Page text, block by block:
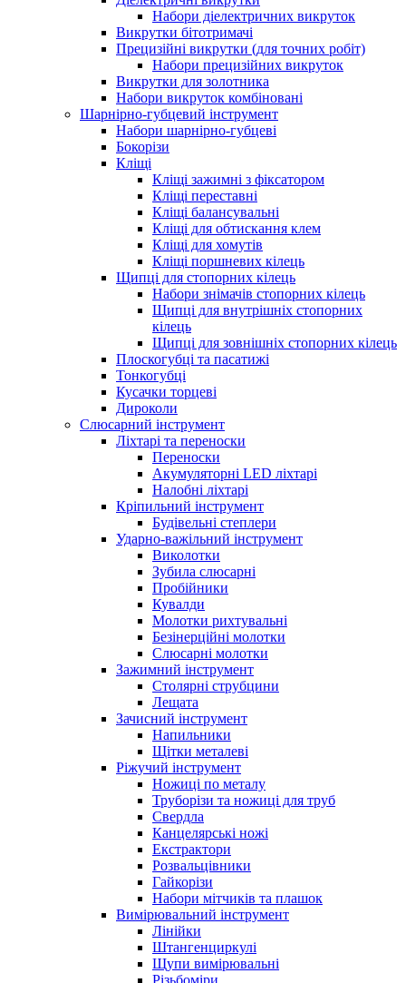
Набори діелектричних викруток
Викрутки бітотримачі
Прецизійні викрутки (для точних робіт)
Набори прецизійних викруток
Викрутки для золотника
Набори викруток комбіновані
Шарнірно-губцевий інструмент
Набори шарнірно-губцеві
Бокорізи
Кліщі
Кліщі зажимні з фіксатором
Кліщі переставні
Кліщі балансувальні
Кліщі для обтискання клем
Кліщі для хомутів
Кліщі поршневих кілець
Щипці для стопорних кілець
Набори знімачів стопорних кілець
Щипці для внутрішніх стопорних
кілець
Щипці для зовнішніх стопорних кілець
Плоскогубці та пасатижі
Тонкогубці
Кусачки торцеві
Дироколи
Слюсарний інструмент
Ліхтарі та переноски
Переноски
Акумуляторні LED ліхтарі
Налобні ліхтарі
Кріпильний інструмент
Будівельні степлери
Ударно-важільний інструмент
Виколотки
Зубила слюсарні
Пробійники
Кувалди
Молотки рихтувальні
Безінерційні молотки
Слюсарні молотки
Зажимний інструмент
Столярні струбцини
Лещата
Зачисний інструмент
Напильники
Щітки металеві
Ріжучий інструмент
Ножиці по металу
Труборізи та ножиці для труб
Свердла
Канцелярські ножі
Екстрактори
Розвальцівники
Гайкорізи
Набори мітчиків та плашок
Вимірювальний інструмент
Лінійки
Штангенциркулі
Щупи вимірювальні
Різьбоміри